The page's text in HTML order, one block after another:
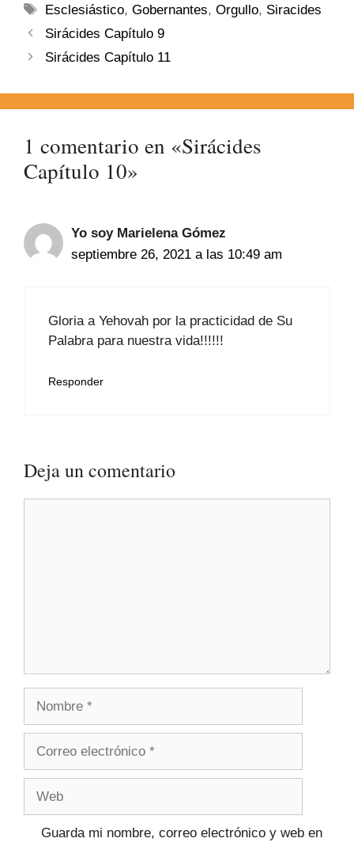
Esclesiástico,Gobernantes,Orgullo, Siracides
Sirácides Capítulo 9
Sirácides Capítulo 11
1 comentario en «Sirácides
Capítulo 10»
Yo soy Marielena Gómez
septiembre 26, 2021 a las 10:49 am
Gloria a Yehovah por la practicidad de Su
Palabra para nuestra vida!!!!!!
Responder
Deja un comentario
Guarda mi nombre, correo electrónico y web en